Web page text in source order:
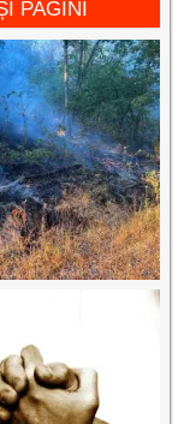
PAGINI